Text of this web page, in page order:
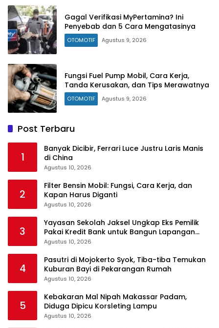
Gagal Verifikasi MyPertamina? Ini
Penyebab dan 5 Cara Mengatasinya
OTOMOTIF Agustus 9, 2026
Fungsi Fuel Pump Mobil, Cara Kerja,
Tanda Kerusakan, dan Tips Merawatnya
OTOMOTIF Agustus 9, 2026
Post Terbaru
1
Banyak Dicibir, Ferrari Luce Justru Laris Manis
di China
Agustus 10, 2026
2
Filter Bensin Mobil: Fungsi, Cara Kerja, dan
Kapan Harus Diganti
Agustus 10, 2026
3
Yayasan Sekolah Jaksel Ungkap Eks Pemilik
Pakai Kredit Bank untuk Bangun Lapangan
Padel
Agustus 10, 2026
4
Pasutri di Mojokerto Syok, Tiba-tiba Temukan
Kuburan Bayi di Pekarangan Rumah
Agustus 10, 2026
5
Kebakaran Mal Nipah Makassar Padam,
Diduga Dipicu Korsleting Lampu
Agustus 10, 2026